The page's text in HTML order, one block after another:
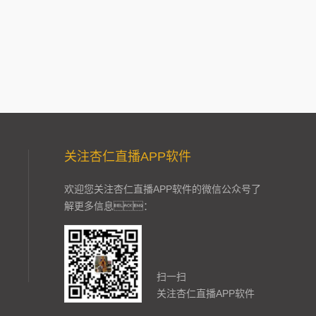
关注杏仁直播APP软件
欢迎您关注杏仁直播APP软件的微信公众号了
解更多信息：
扫一扫
关注杏仁直播APP软件